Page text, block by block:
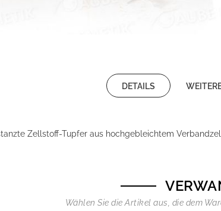
DETAILS
Zellstoff-Tupfer aus hochgebleichtem
Wählen Sie die Artikel aus, die dem